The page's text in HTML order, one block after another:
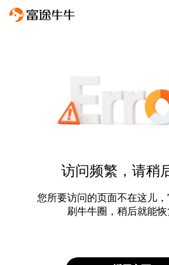
访问频繁，请稍
您所要访问的页面不在这儿
刷牛牛圈，稍后就能恢